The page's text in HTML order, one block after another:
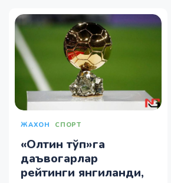
ЖАХОН СПОРТ
«Олтин тўп»га
даъвогарлар
рейтинги янгиланди,